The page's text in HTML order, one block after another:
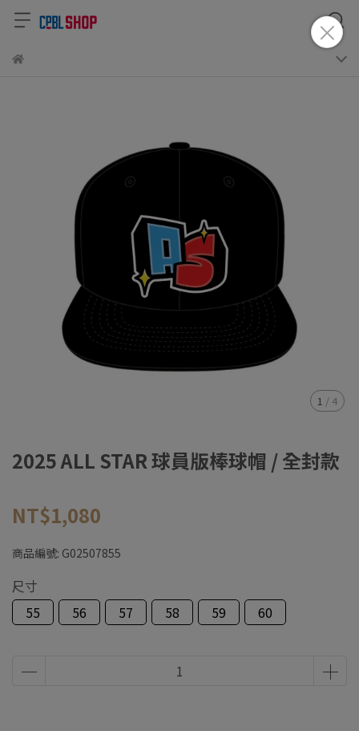
1 / 4
2025 ALL STAR 球員版棒球帽 / 全封款
NT$1,080
商品編號: G02507855
尺寸
55
56 57 58 59 60